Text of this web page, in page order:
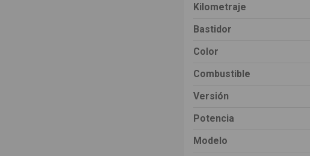
Kilometraje
Bastidor
Color
Combustible
Versión
Potencia
Modelo